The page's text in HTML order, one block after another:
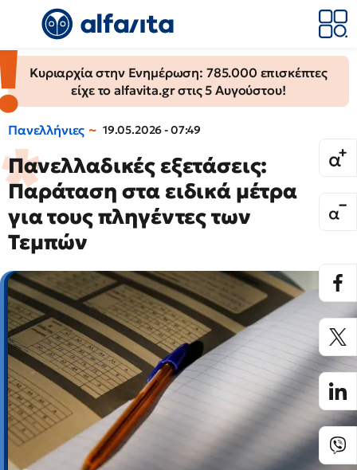
Κυριαρχία στην Ενημέρωση: 785.000 επισκέπτες
είχε το alfavita.gr στις 5 Αυγούστου!
Πανελλήνιες 19.05.2026 - 07:49
Πανελλαδικές εξετάσεις:
Παράταση στα ειδικά μέτρα
για τους πληγέντες των
Τεμπών